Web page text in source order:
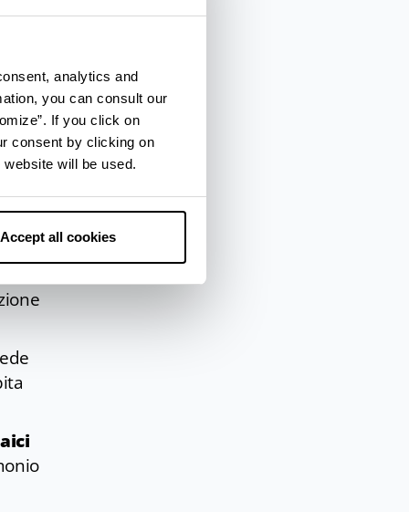
analytics and
you can consult our
If you click on
consent by clicking on
will be used.
Accept all cookies